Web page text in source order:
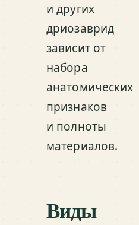
и других
дриозаврид
зависит от
набора
анатомических
признаков
и полноты
материалов.
Виды